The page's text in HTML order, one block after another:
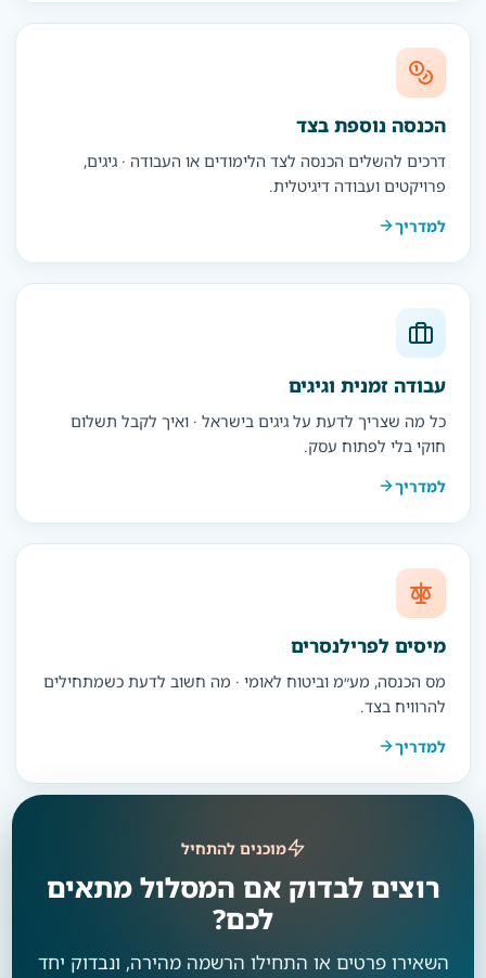
הכנסה נוספת בצד
דרכים להשלים הכנסה לצד הלימודים או העבודה · גיגים,
פרויקטים ועבודה דיגיטלית.
למדריך
עבודה זמנית וגיגים
כל מה שצריך לדעת על גיגים בישראל · ואיך לקבל תשלום
חוקי בלי לפתוח עסק.
למדריך
מיסים לפרילנסרים
מס הכנסה, מע״מ וביטוח לאומי · מה חשוב לדעת כשמתחילים
להרוויח בצד.
למדריך
מוכנים להתחיל
רוצים לבדוק אם המסלול מתאים
לכם?
השאירו פרטים או התחילו הרשמה מהירה, ונבדוק יחד